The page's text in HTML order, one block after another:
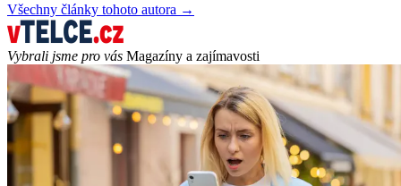
Všechny články tohoto autora →
Vybrali jsme pro vás Magazíny a zajímavosti